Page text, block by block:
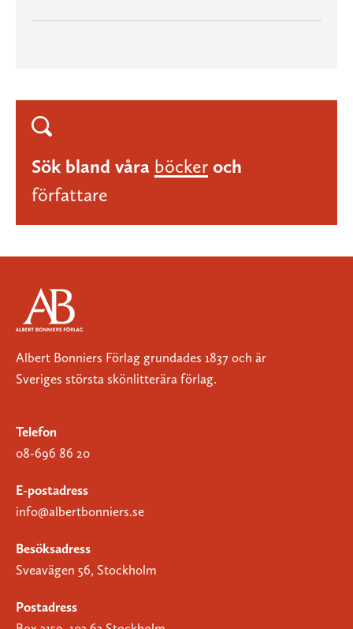
Sök bland våra böcker och
författare
Albert Bonniers Förlag grundades 1837 och är
Sveriges största skönlitterära förlag.
Telefon
08-696 86 20
E-postadress
info@albertbonniers.se
Besöksadress
Sveavägen 56, Stockholm
Postadress